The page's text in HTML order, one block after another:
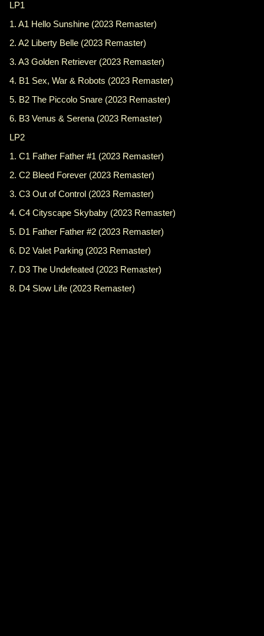
LP1
1. A1 Hello Sunshine (2023 Remaster)
2. A2 Liberty Belle (2023 Remaster)
3. A3 Golden Retriever (2023 Remaster)
4. B1 Sex, War & Robots (2023 Remaster)
5. B2 The Piccolo Snare (2023 Remaster)
6. B3 Venus & Serena (2023 Remaster)
LP2
1. C1 Father Father #1 (2023 Remaster)
2. C2 Bleed Forever (2023 Remaster)
3. C3 Out of Control (2023 Remaster)
4. C4 Cityscape Skybaby (2023 Remaster)
5. D1 Father Father #2 (2023 Remaster)
6. D2 Valet Parking (2023 Remaster)
7. D3 The Undefeated (2023 Remaster)
8. D4 Slow Life (2023 Remaster)